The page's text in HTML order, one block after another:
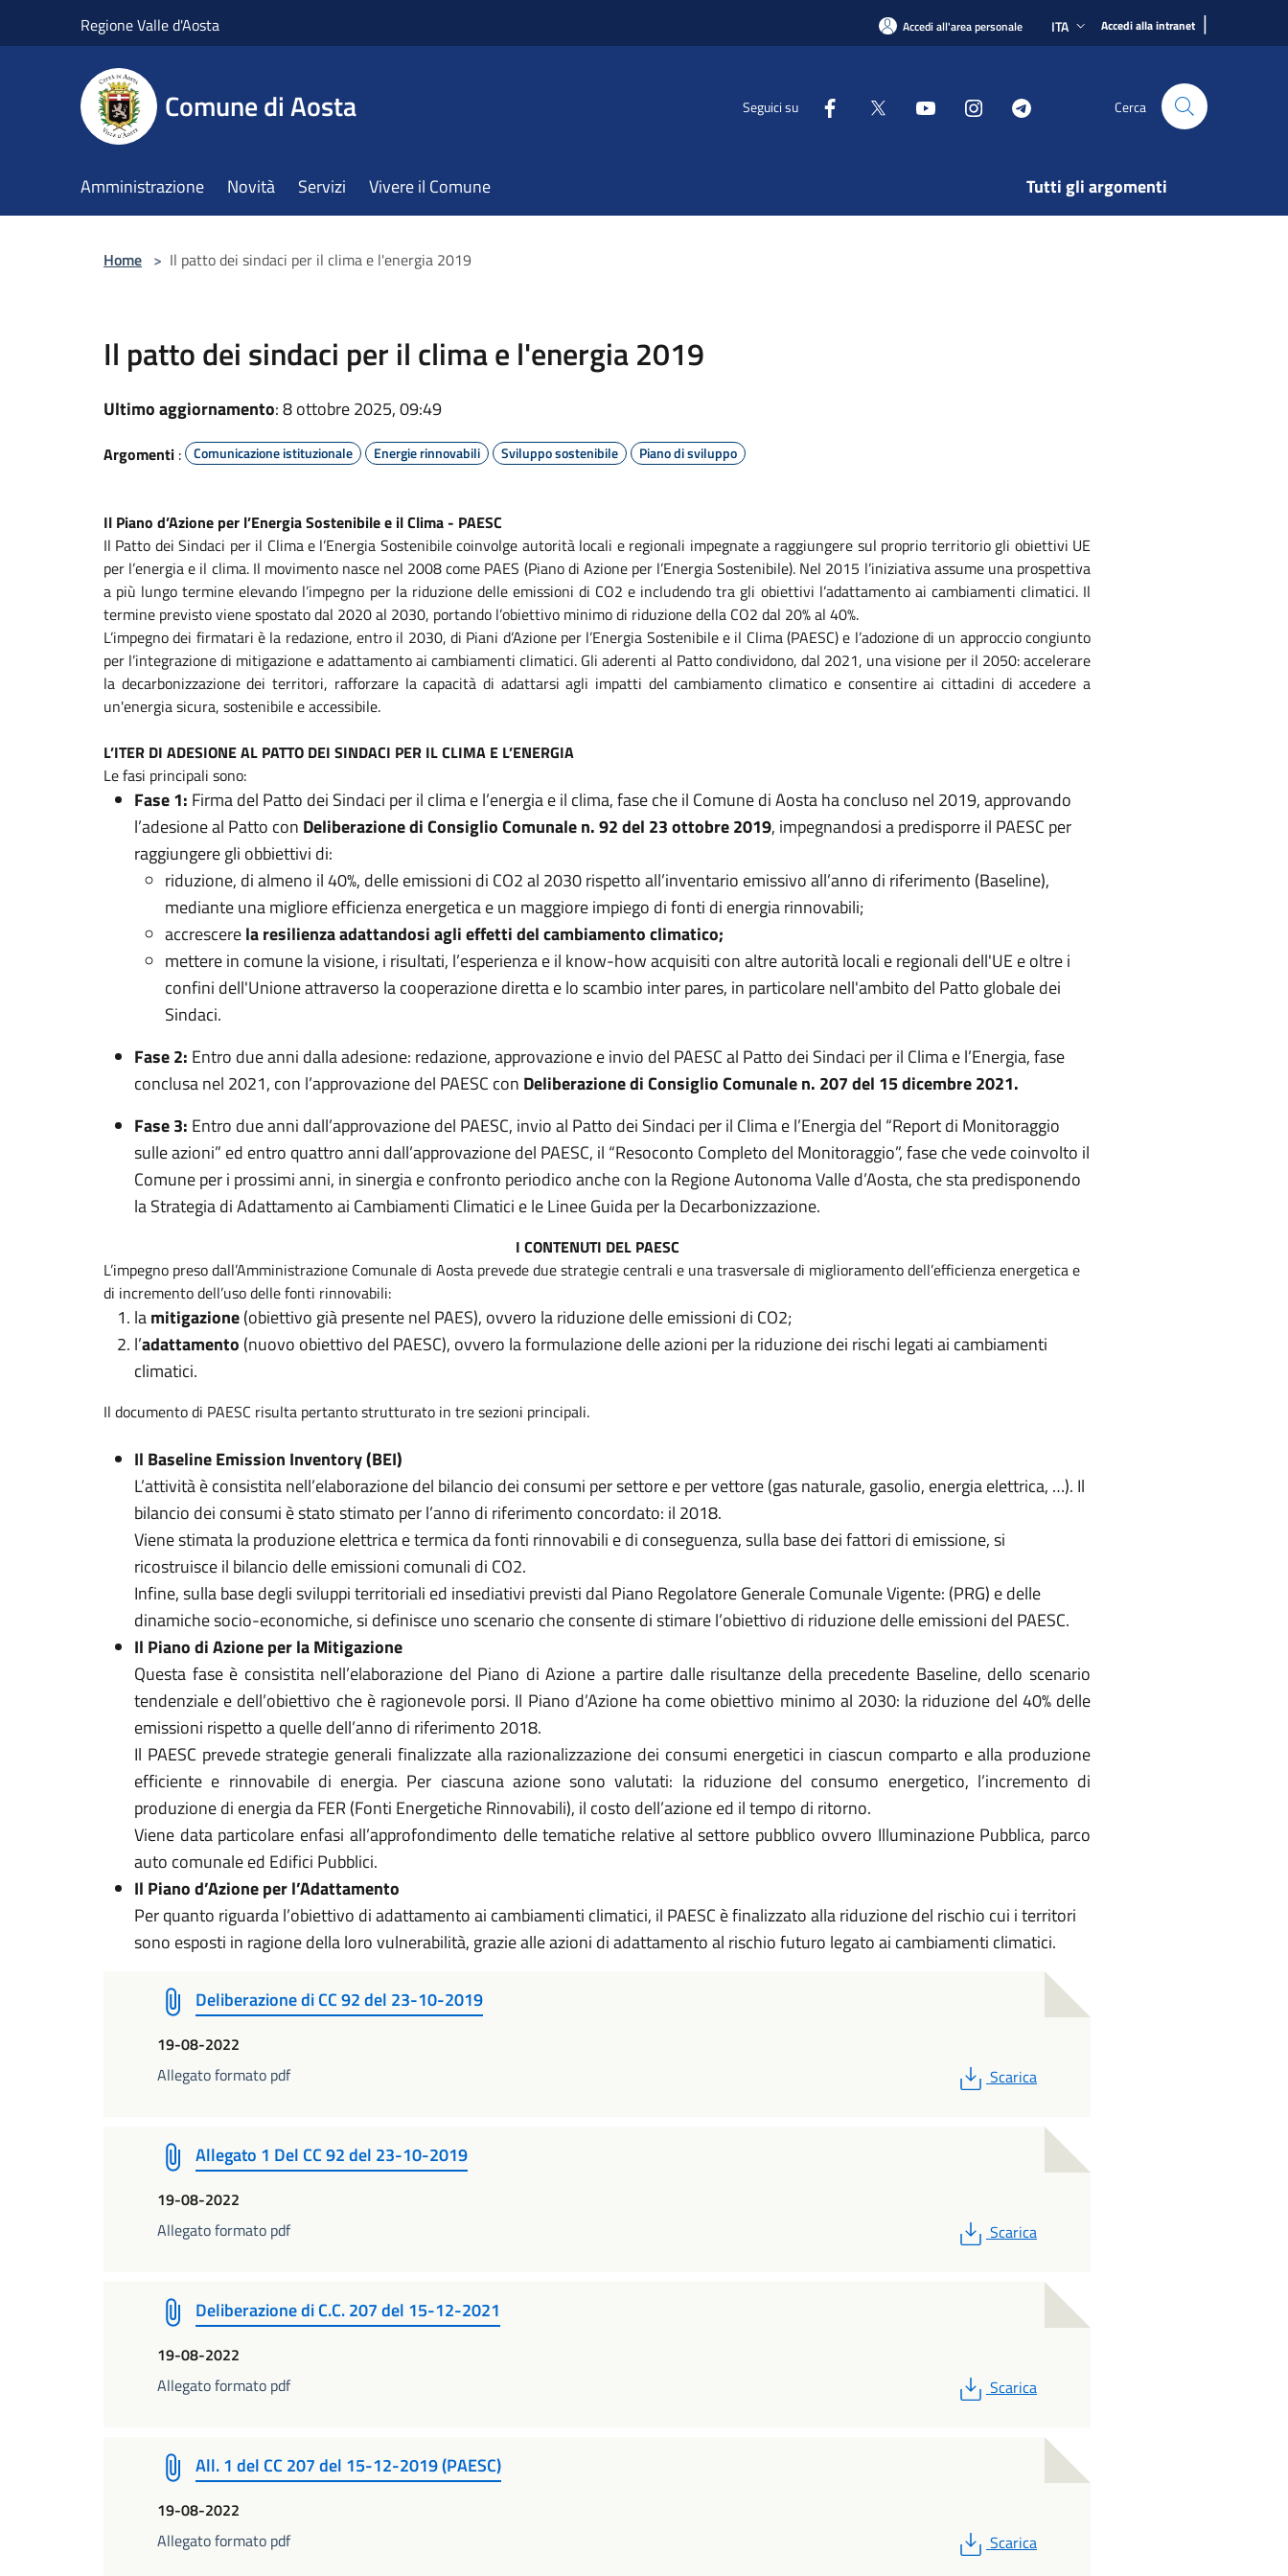
Regione Valle d'Aosta Accedi all'area personale ITA Accedi alla intranet |
Comune di Aosta Seguici su Cerca
Amministrazione Novità Servizi Vivere il Comune Tutti gli argomenti
Home > Il patto dei sindaci per il clima e l'energia 2019
Il patto dei sindaci per il clima e l'energia 2019
Ultimo aggiornamento: 8 ottobre 2025, 09:49
Argomenti : Comunicazione istituzionale Energie rinnovabili Sviluppo sostenibile Piano di sviluppo
Il Piano d’Azione per l’Energia Sostenibile e il Clima - PAESC
Il Patto dei Sindaci per il Clima e l’Energia Sostenibile coinvolge autorità locali e regionali impegnate a raggiungere sul proprio territorio gli obiettivi UE
per l’energia e il clima. Il movimento nasce nel 2008 come PAES (Piano di Azione per l’Energia Sostenibile). Nel 2015 l’iniziativa assume una prospettiva
a più lungo termine elevando l’impegno per la riduzione delle emissioni di CO2 e includendo tra gli obiettivi l’adattamento ai cambiamenti climatici. Il
termine previsto viene spostato dal 2020 al 2030, portando l’obiettivo minimo di riduzione della CO2 dal 20% al 40%.
L’impegno dei firmatari è la redazione, entro il 2030, di Piani d’Azione per l’Energia Sostenibile e il Clima (PAESC) e l’adozione di un approccio congiunto
per l’integrazione di mitigazione e adattamento ai cambiamenti climatici. Gli aderenti al Patto condividono, dal 2021, una visione per il 2050: accelerare
la decarbonizzazione dei territori, rafforzare la capacità di adattarsi agli impatti del cambiamento climatico e consentire ai cittadini di accedere a
un'energia sicura, sostenibile e accessibile.
L’ITER DI ADESIONE AL PATTO DEI SINDACI PER IL CLIMA E L’ENERGIA
Le fasi principali sono:
Fase 1: Firma del Patto dei Sindaci per il clima e l’energia e il clima, fase che il Comune di Aosta ha concluso nel 2019, approvando
l’adesione al Patto con Deliberazione di Consiglio Comunale n. 92 del 23 ottobre 2019, impegnandosi a predisporre il PAESC per
raggiungere gli obbiettivi di:
riduzione, di almeno il 40%, delle emissioni di CO2 al 2030 rispetto all’inventario emissivo all’anno di riferimento (Baseline),
mediante una migliore efficienza energetica e un maggiore impiego di fonti di energia rinnovabili;
accrescerela resilienza adattandosi agli effetti del cambiamento climatico;
mettere in comune la visione, i risultati, l’esperienza e il know-how acquisiti con altre autorità locali e regionali dell'UE e oltre i
confini dell'Unione attraverso la cooperazione diretta e lo scambio inter pares, in particolare nell'ambito del Patto globale dei
Sindaci.
Fase 2: Entro due anni dalla adesione: redazione, approvazione e invio del PAESC al Patto dei Sindaci per il Clima e l’Energia, fase
conclusa nel 2021, con l’approvazione del PAESC con Deliberazione di Consiglio Comunale n. 207 del 15 dicembre 2021.
Fase 3: Entro due anni dall’approvazione del PAESC, invio al Patto dei Sindaci per il Clima e l’Energia del “Report di Monitoraggio
sulle azioni” ed entro quattro anni dall’approvazione del PAESC, il “Resoconto Completo del Monitoraggio”, fase che vede coinvolto il
Comune per i prossimi anni, in sinergia e confronto periodico anche con la Regione Autonoma Valle d’Aosta, che sta predisponendo
la Strategia di Adattamento ai Cambiamenti Climatici e le Linee Guida per la Decarbonizzazione.
I CONTENUTI DEL PAESC
L’impegno preso dall’Amministrazione Comunale di Aosta prevede due strategie centrali e una trasversale di miglioramento dell’efficienza energetica e
di incremento dell’uso delle fonti rinnovabili:
lamitigazione(obiettivo già presente nel PAES), ovvero la riduzione delle emissioni di CO2;
l’adattamento (nuovo obiettivo del PAESC), ovvero la formulazione delle azioni per la riduzione dei rischi legati ai cambiamenti
climatici.
Il documento di PAESC risulta pertanto strutturato in tre sezioni principali.
Il Baseline Emission Inventory (BEI)
L’attività è consistita nell’elaborazione del bilancio dei consumi per settore e per vettore (gas naturale, gasolio, energia elettrica, …). Il
bilancio dei consumi è stato stimato per l’anno di riferimento concordato: il 2018.
Viene stimata la produzione elettrica e termica da fonti rinnovabili e di conseguenza, sulla base dei fattori di emissione, si
ricostruisce il bilancio delle emissioni comunali di CO2.
Infine, sulla base degli sviluppi territoriali ed insediativi previsti dal Piano Regolatore Generale Comunale Vigente: (PRG) e delle
dinamiche socio-economiche, si definisce uno scenario che consente di stimare l’obiettivo di riduzione delle emissioni del PAESC.
Il Piano di Azione per la Mitigazione
Questa fase è consistita nell’elaborazione del Piano di Azione a partire dalle risultanze della precedente Baseline, dello scenario
tendenziale e dell’obiettivo che è ragionevole porsi. Il Piano d’Azione ha come obiettivo minimo al 2030: la riduzione del 40% delle
emissioni rispetto a quelle dell’anno di riferimento 2018.
Il PAESC prevede strategie generali finalizzate alla razionalizzazione dei consumi energetici in ciascun comparto e alla produzione
efficiente e rinnovabile di energia. Per ciascuna azione sono valutati: la riduzione del consumo energetico, l’incremento di
produzione di energia da FER (Fonti Energetiche Rinnovabili), il costo dell’azione ed il tempo di ritorno.
Viene data particolare enfasi all’approfondimento delle tematiche relative al settore pubblico ovvero Illuminazione Pubblica, parco
auto comunale ed Edifici Pubblici.
Il Piano d’Azione per l’Adattamento
Per quanto riguarda l’obiettivo di adattamento ai cambiamenti climatici, il PAESC è finalizzato alla riduzione del rischio cui i territori
sono esposti in ragione della loro vulnerabilità, grazie alle azioni di adattamento al rischio futuro legato ai cambiamenti climatici.
Deliberazione di CC 92 del 23-10-2019
19-08-2022
Allegato formato pdf
PDF
Scarica
Allegato 1 Del CC 92 del 23-10-2019
19-08-2022
Allegato formato pdf
PDF
Scarica
Deliberazione di C.C. 207 del 15-12-2021
19-08-2022
Allegato formato pdf
PDF
Scarica
All. 1 del CC 207 del 15-12-2019 (PAESC)
19-08-2022
Allegato formato pdf
PDF
Scarica